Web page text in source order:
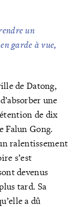
un
garde à vue,
de Datong,
une
de dix
Falun Gong.
ralentissement
s’est
devenus
tard. Sa
a dû